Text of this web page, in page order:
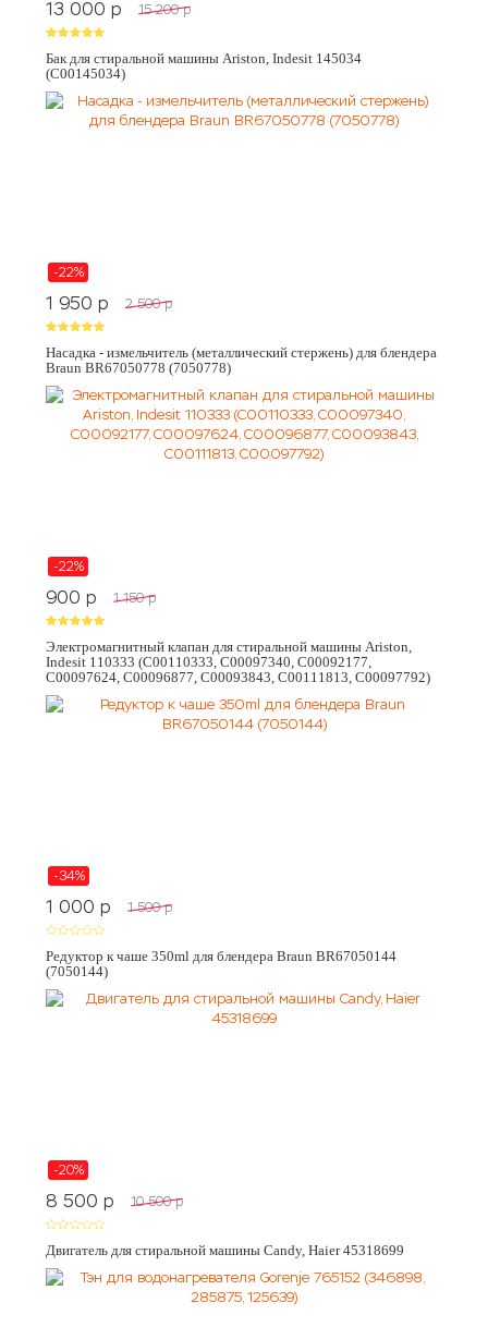
13 000 p 15 200 p
Бак для стиральной машины Ariston, Indesit 145034
(C00145034)
-22%
1 950 p 2 500 p
Насадка - измельчитель (металлический стержень) для блендера
Braun BR67050778 (7050778)
-22%
900 p 1 150 p
Электромагнитный клапан для стиральной машины Ariston,
Indesit 110333 (C00110333, C00097340, C00092177,
C00097624, C00096877, C00093843, C00111813, C00097792)
-34%
1 000 p 1 500 p
Редуктор к чаше 350ml для блендера Braun BR67050144
(7050144)
-20%
8 500 p 10 500 p
Двигатель для стиральной машины Candy, Haier 45318699